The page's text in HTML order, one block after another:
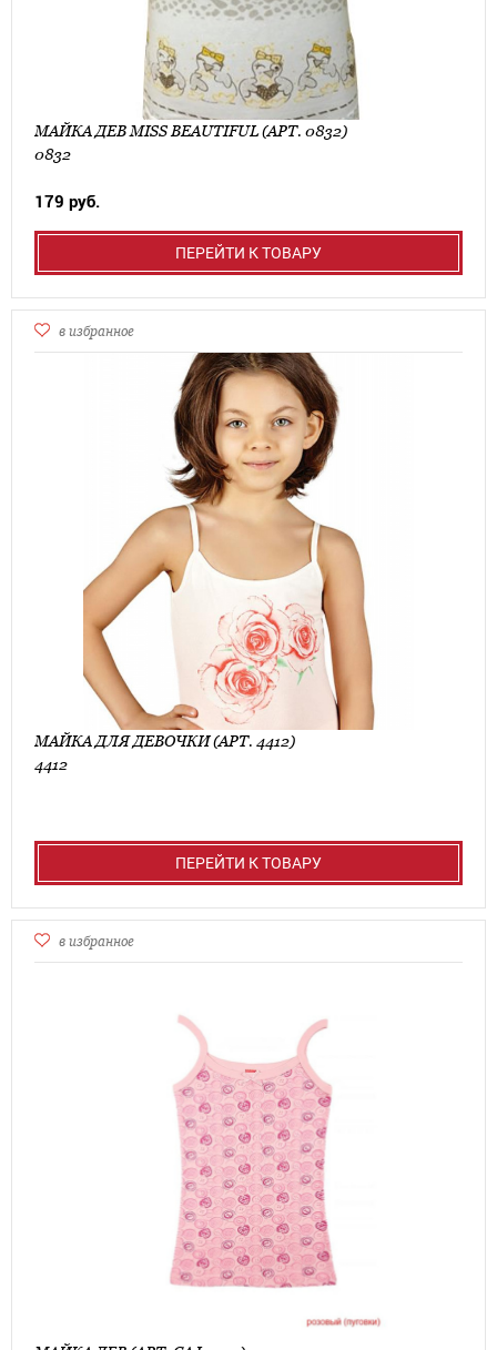
МАЙКА ДЕВ MISS BEAUTIFUL (АРТ. 0832)
0832
179 руб.
ПЕРЕЙТИ К ТОВАРУ
в избранное
МАЙКА ДЛЯ ДЕВОЧКИ (АРТ. 4412)
4412
ПЕРЕЙТИ К ТОВАРУ
в избранное